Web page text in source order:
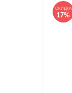
СКИДКА
17%